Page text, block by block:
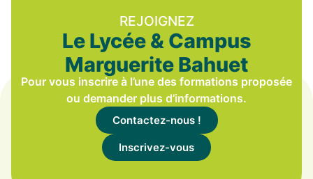
REJOIGNEZ
Le Lycée & Campus
Marguerite Bahuet
Pour vous inscrire à l’une des formations proposée
ou demander plus d’informations.
Contactez-nous !
Inscrivez-vous